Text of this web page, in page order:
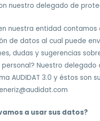
nuestro delegado de
nuestra entidad contamos
de datos al cual puede
dudas y sugerencias
Nuestro
AUDIDAT 3.0 y éstos son
a usar sus datos?